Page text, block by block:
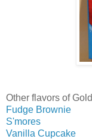
Other flavors of
Fudge Brownie
S'mores
Vanilla Cupcake